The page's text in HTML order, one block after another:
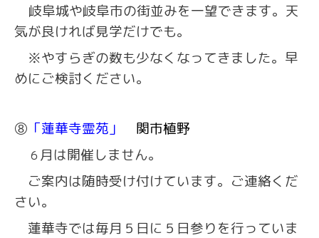
岐阜城や岐阜市の街並みを一望できます。天
気が良ければ見学だけでも。
※やすらぎの数も少なくなってきました。早
めにご検討ください。
⑧ 「蓮華寺霊苑」 関市植野
６ 月は開催しません。
ご案内は随時受け付けています。ご連絡くだ
さい。
蓮華寺では毎月５日に５日参りを行っていま